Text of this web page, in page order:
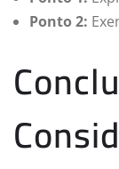
Ponto 2: